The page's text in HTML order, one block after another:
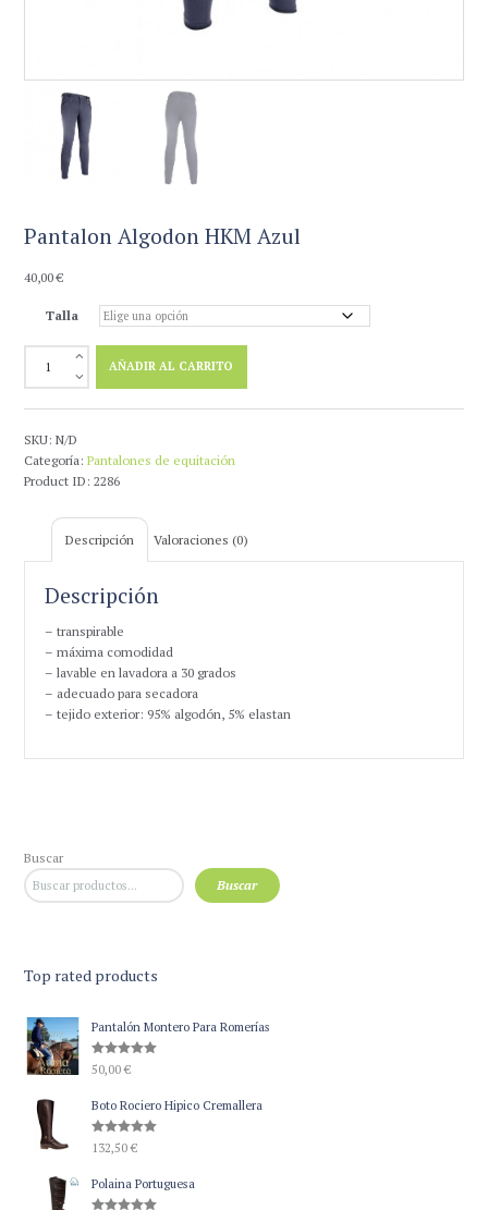
Pantalon Algodon HKM Azul
40,00€
Talla
Algodon
cantidad
AÑADIR AL CARRITO
SKU:N/D
Categoría:Pantalones de equitación
Product ID:2286
Descripción Valoraciones (0)
Descripción
– transpirable
– máxima comodidad
– lavable en lavadora a 30 grados
– adecuado para secadora
– tejido exterior: 95% algodón, 5% elastan
Buscar
Buscar
Top rated products
Pantalón Montero Para Romerías
Valorado
con5.00
50,00€
Boto Rociero Hipico Cremallera
Valorado
con5.00
132,50€
Polaina Portuguesa